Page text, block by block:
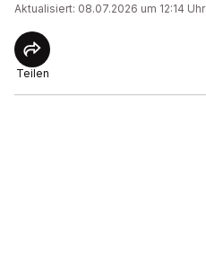
Aktualisiert: 08.07.2026 um 12:14 Uhr
Teilen